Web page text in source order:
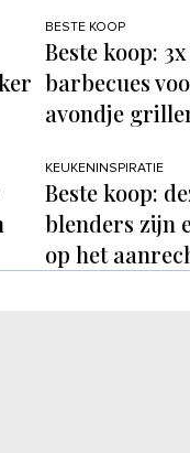
BESTE KOOP
Beste koop:
barbecues
avondje
KEUKENINSPIRATIE
Beste koop:
blenders zijn
op het